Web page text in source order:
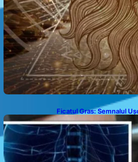
Ficatul Gras: Semnalul
Importanța Diagnosticării